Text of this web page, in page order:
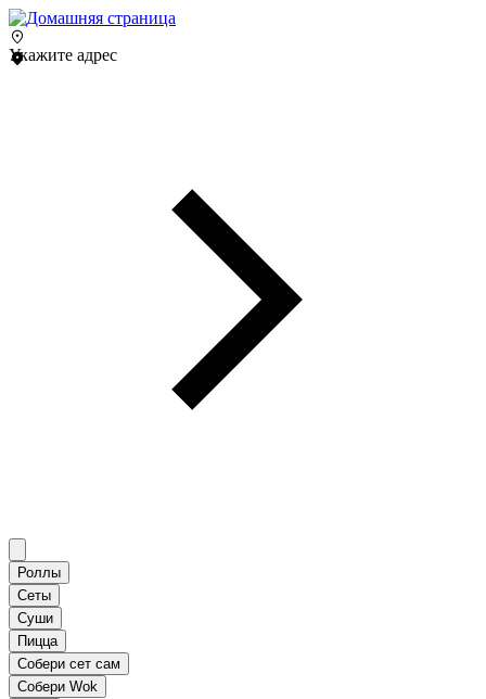
Укажите адрес
Роллы
Сеты
Суши
Пицца
Собери сет сам
Собери Wok